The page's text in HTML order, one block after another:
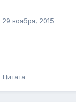
29 ноября, 2015
Цитата